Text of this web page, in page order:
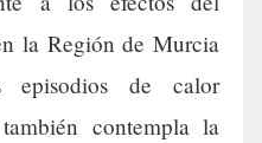
la Región de Murcia
episodios de calor
contempla la